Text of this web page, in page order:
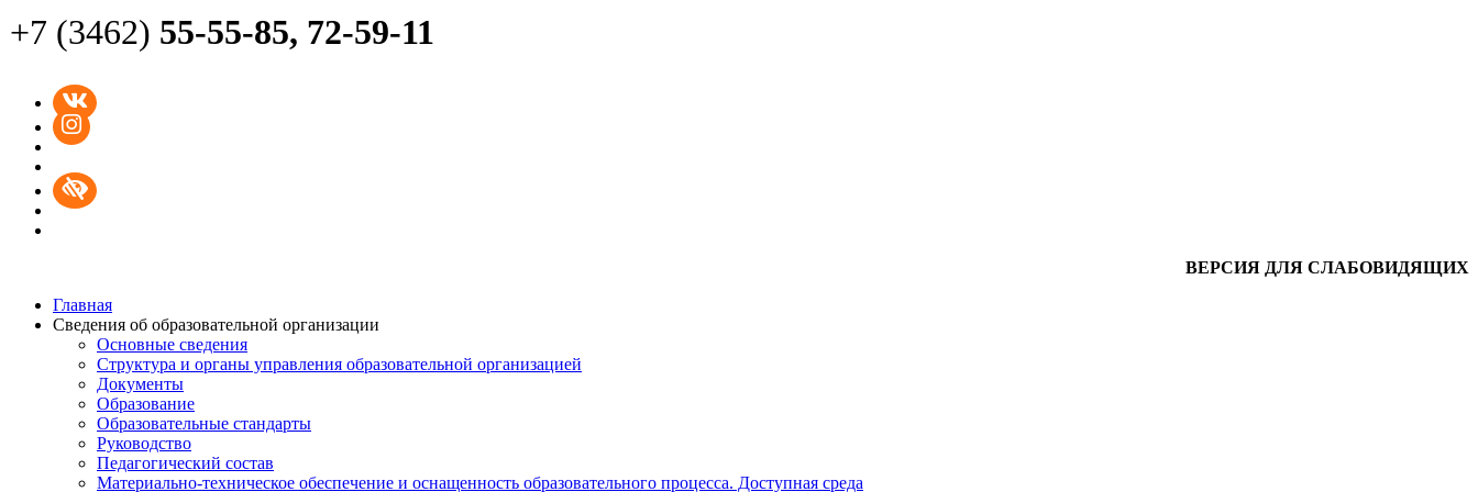
+7 (3462) 55-55-85, 72-59-11
ВЕРСИЯ ДЛЯ СЛАБОВИДЯЩИХ
Главная
Сведения об образовательной организации
Основные сведения
Структура и органы управления образовательной организацией
Документы
Образование
Образовательные стандарты
Руководство
Педагогический состав
Материально-техническое обеспечение и оснащенность образовательного процесса. Доступная среда